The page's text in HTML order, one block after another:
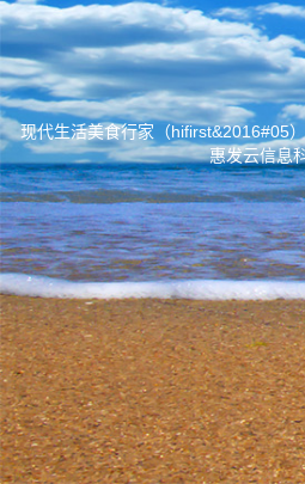
现代生活美食行家（
惠发云信息